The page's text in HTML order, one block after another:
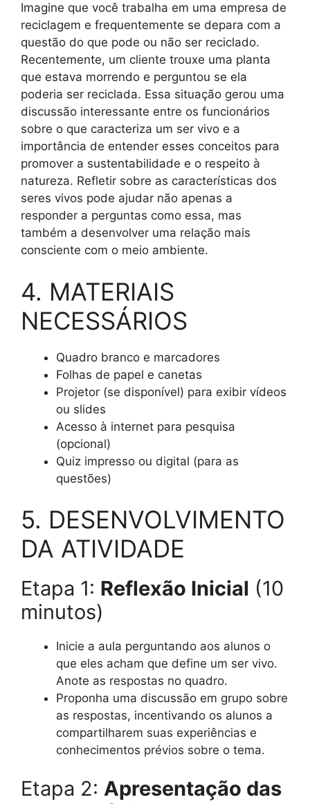
Imagine que você trabalha em uma empresa de
reciclagem e frequentemente se depara com a
questão do que pode ou não ser reciclado.
Recentemente, um cliente trouxe uma planta
que estava morrendo e perguntou se ela
poderia ser reciclada. Essa situação gerou uma
discussão interessante entre os funcionários
sobre o que caracteriza um ser vivo e a
importância de entender esses conceitos para
promover a sustentabilidade e o respeito à
natureza. Refletir sobre as características dos
seres vivos pode ajudar não apenas a
responder a perguntas como essa, mas
também a desenvolver uma relação mais
consciente com o meio ambiente.
4. MATERIAIS
NECESSÁRIOS
Quadro branco e marcadores
Folhas de papel e canetas
Projetor (se disponível) para exibir vídeos
ou slides
Acesso à internet para pesquisa
(opcional)
Quiz impresso ou digital (para as
questões)
5. DESENVOLVIMENTO
DA ATIVIDADE
Etapa 1: Reflexão Inicial (10
minutos)
Inicie a aula perguntando aos alunos o
que eles acham que define um ser vivo.
Anote as respostas no quadro.
Proponha uma discussão em grupo sobre
as respostas, incentivando os alunos a
compartilharem suas experiências e
conhecimentos prévios sobre o tema.
Etapa 2: Apresentação das